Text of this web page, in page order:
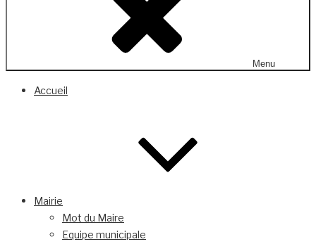
Menu
Accueil
Mairie
Mot du Maire
Equipe municipale